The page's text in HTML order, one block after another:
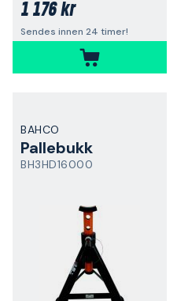
1 176 kr
Sendes innen 24 timer!
BAHCO
Pallebukk
BH3HD16000